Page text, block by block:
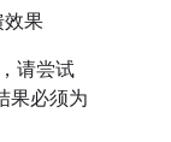
效果
请尝试
果必须为